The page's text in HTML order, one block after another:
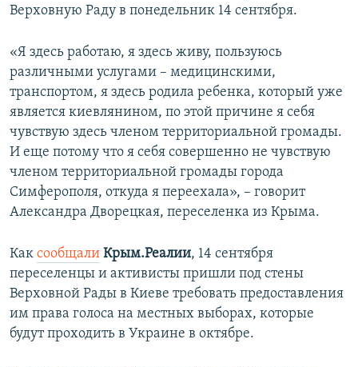
Верховную Раду в понедельник 14 сентября.
«Я здесь работаю, я здесь живу, пользуюсь
различными услугами – медицинскими,
транспортом, я здесь родила ребенка, который уже
является киевлянином, по этой причине я себя
чувствую здесь членом территориальной громады.
И еще потому что я себя совершенно не чувствую
членом территориальной громады города
Симферополя, откуда я переехала», – говорит
Александра Дворецкая, переселенка из Крыма.
Как сообщали Крым.Реалии, 14 сентября
переселенцы и активисты пришли под стены
Верховной Рады в Киеве требовать предоставления
им права голоса на местных выборах, которые
будут проходить в Украине в октябре.